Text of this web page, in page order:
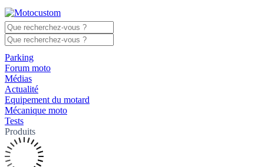
Parking
Forum moto
Médias
Actualité
Equipement du motard
Mécanique moto
Tests
Produits